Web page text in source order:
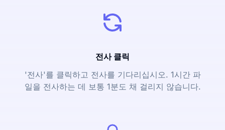
전사 클릭
'전사'를 클릭하고 전사를 기다리십시오. 1시간 파
일을 전사하는 데 보통 1분도 채 걸리지 않습니다.